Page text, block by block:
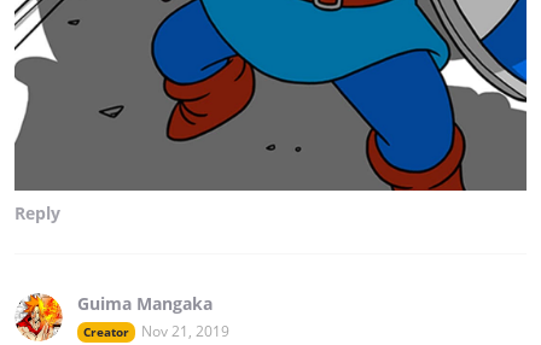
Reply
Guima Mangaka
Creator Nov 21, 2019